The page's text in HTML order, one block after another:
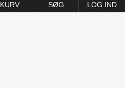
KURV SØG LOG IND